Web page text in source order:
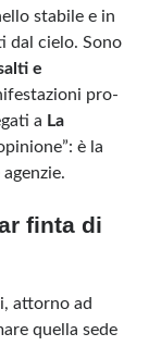
stabile e in
dal cielo. Sono
e
pro-
a La
è la
finta di
attorno ad
quella sede